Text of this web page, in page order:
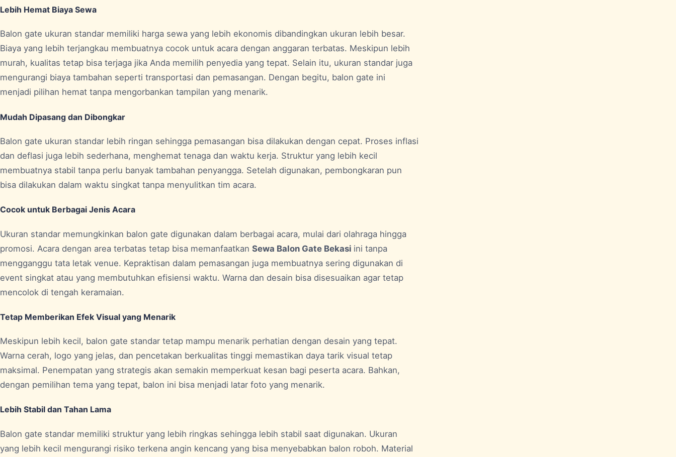
Lebih Hemat Biaya Sewa
Balon gate ukuran standar memiliki harga sewa yang lebih ekonomis dibandingkan ukuran lebih besar.
Biaya yang lebih terjangkau membuatnya cocok untuk acara dengan anggaran terbatas. Meskipun lebih
murah, kualitas tetap bisa terjaga jika Anda memilih penyedia yang tepat. Selain itu, ukuran standar juga
mengurangi biaya tambahan seperti transportasi dan pemasangan. Dengan begitu, balon gate ini
menjadi pilihan hemat tanpa mengorbankan tampilan yang menarik.
Mudah Dipasang dan Dibongkar
Balon gate ukuran standar lebih ringan sehingga pemasangan bisa dilakukan dengan cepat. Proses inflasi
dan deflasi juga lebih sederhana, menghemat tenaga dan waktu kerja. Struktur yang lebih kecil
membuatnya stabil tanpa perlu banyak tambahan penyangga. Setelah digunakan, pembongkaran pun
bisa dilakukan dalam waktu singkat tanpa menyulitkan tim acara.
Cocok untuk Berbagai Jenis Acara
Ukuran standar memungkinkan balon gate digunakan dalam berbagai acara, mulai dari olahraga hingga
promosi. Acara dengan area terbatas tetap bisa memanfaatkan Sewa Balon Gate Bekasi ini tanpa
mengganggu tata letak venue. Kepraktisan dalam pemasangan juga membuatnya sering digunakan di
event singkat atau yang membutuhkan efisiensi waktu. Warna dan desain bisa disesuaikan agar tetap
mencolok di tengah keramaian.
Tetap Memberikan Efek Visual yang Menarik
Meskipun lebih kecil, balon gate standar tetap mampu menarik perhatian dengan desain yang tepat.
Warna cerah, logo yang jelas, dan pencetakan berkualitas tinggi memastikan daya tarik visual tetap
maksimal. Penempatan yang strategis akan semakin memperkuat kesan bagi peserta acara. Bahkan,
dengan pemilihan tema yang tepat, balon ini bisa menjadi latar foto yang menarik.
Lebih Stabil dan Tahan Lama
Balon gate standar memiliki struktur yang lebih ringkas sehingga lebih stabil saat digunakan. Ukuran
yang lebih kecil mengurangi risiko terkena angin kencang yang bisa menyebabkan balon roboh. Material